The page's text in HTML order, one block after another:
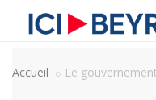
Accueil Le